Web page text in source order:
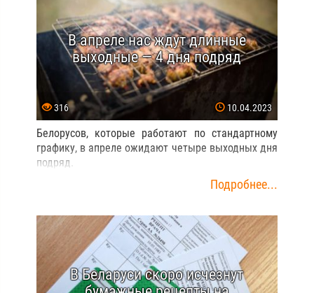
В апреле нас ждут длинные
выходные — 4 дня подряд
316 10.04.2023
Белорусов, которые работают по стандартному
графику, в апреле ожидают четыре выходных дня
подряд.
Подробнее...
В Беларуси скоро исчезнут